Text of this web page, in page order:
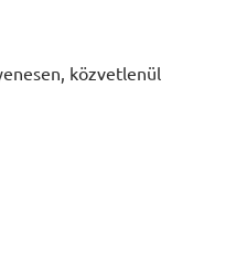
közvetlenül